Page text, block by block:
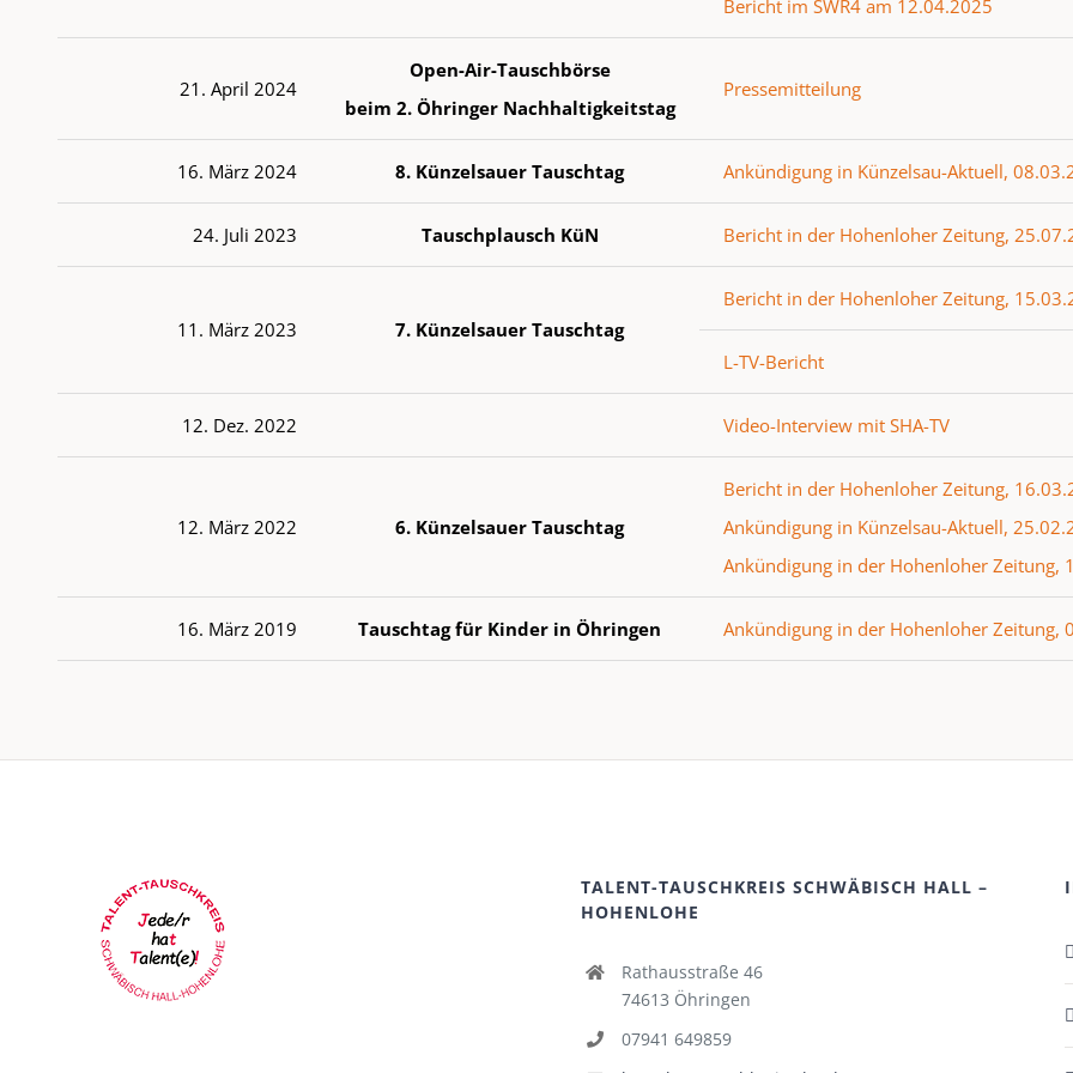
Bericht im SWR4 am 12.04.2025
21. April 2024
Open-Air-Tauschbörse
beim 2. Öhringer Nachhaltigkeitstag
Pressemitteilung
16. März 2024 8. Künzelsauer Tauschtag Ankündigung in Künzelsau-Aktuell,
24. Juli 2023 Tauschplausch KüN Bericht in der Hohenloher Zeitung,
11. März 2023 7. Künzelsauer Tauschtag
Bericht in der Hohenloher Zeitung,
L-TV-Bericht
12. Dez. 2022 Video-Interview mit SHA-TV
12. März 2022 6. Künzelsauer Tauschtag
Bericht in der Hohenloher Zeitung,
Ankündigung in Künzelsau-Aktuell,
Ankündigung in der Hohenloher Zeitung,
16. März 2019 Tauschtag für Kinder in Öhringen Ankündigung in der Hohenloher Zeitung,
Bericht in den Künzelsauer Nachrichten,
15. April 2018
03. April 2018 Tauschplausch Schwäbisch Hall Bericht im Haller Tagblatt, 05.04.2018
TALENT-TAUSCHKREIS SCHWÄBISCH HALL –
HOHENLOHE
Rathausstraße 46
74613 Öhringen
07941 649859